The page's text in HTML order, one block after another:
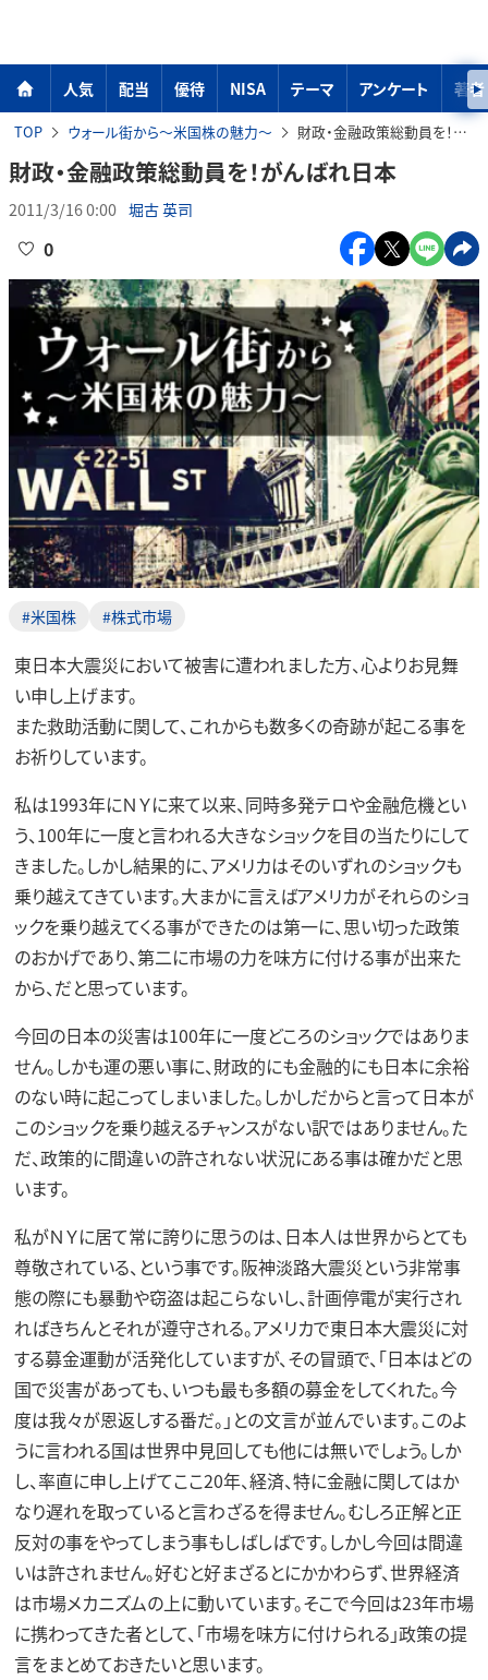
人気 配当 優待 NISA テーマ アンケート 著者
TOP ウォール街から～米国株の魅力～ 財政・金融政策総動員を！がんばれ日本
財政・金融政策総動員を！がんばれ日本
2011/3/16 0:00 堀古 英司
0
#米国株 #株式市場
東日本大震災において被害に遭われました方、心よりお見舞
い申し上げます。
また救助活動に関して、これからも数多くの奇跡が起こる事を
お祈りしています。
私は1993年にＮＹに来て以来、同時多発テロや金融危機とい
う、100年に一度と言われる大きなショックを目の当たりにして
きました。しかし結果的に、アメリカはそのいずれのショックも
乗り越えてきています。大まかに言えばアメリカがそれらのショ
ックを乗り越えてくる事ができたのは第一に、思い切った政策
のおかげであり、第二に市場の力を味方に付ける事が出来た
から、だと思っています。
今回の日本の災害は100年に一度どころのショックではありま
せん。しかも運の悪い事に、財政的にも金融的にも日本に余裕
のない時に起こってしまいました。しかしだからと言って日本が
このショックを乗り越えるチャンスがない訳ではありません。た
だ、政策的に間違いの許されない状況にある事は確かだと思
います。
私がＮＹに居て常に誇りに思うのは、日本人は世界からとても
尊敬されている、という事です。阪神淡路大震災という非常事
態の際にも暴動や窃盗は起こらないし、計画停電が実行され
ればきちんとそれが遵守される。アメリカで東日本大震災に対
する募金運動が活発化していますが、その冒頭で、「日本はどの
国で災害があっても、いつも最も多額の募金をしてくれた。今
度は我々が恩返しする番だ。」との文言が並んでいます。このよ
うに言われる国は世界中見回しても他には無いでしょう。しか
し、率直に申し上げてここ20年、経済、特に金融に関してはか
なり遅れを取っていると言わざるを得ません。むしろ正解と正
反対の事をやってしまう事もしばしばです。しかし今回は間違
いは許されません。好むと好まざるとにかかわらず、世界経済
は市場メカニズムの上に動いています。そこで今回は23年市場
に携わってきた者として、「市場を味方に付けられる」政策の提
言をまとめておきたいと思います。